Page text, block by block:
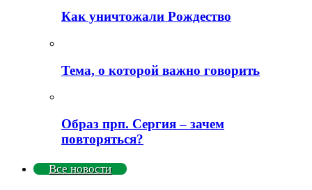
Как уничтожали Рождество
Тема, о которой важно говорить
Образ прп. Сергия – зачем
повторяться?
Все новости